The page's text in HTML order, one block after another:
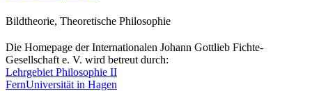
Bildtheorie, Theoretische Philosophie
Die Homepage der Internationalen Johann Gottlieb Fichte-
Gesellschaft e. V. wird betreut durch:
Lehrgebiet Philosophie II
FernUniversität in Hagen